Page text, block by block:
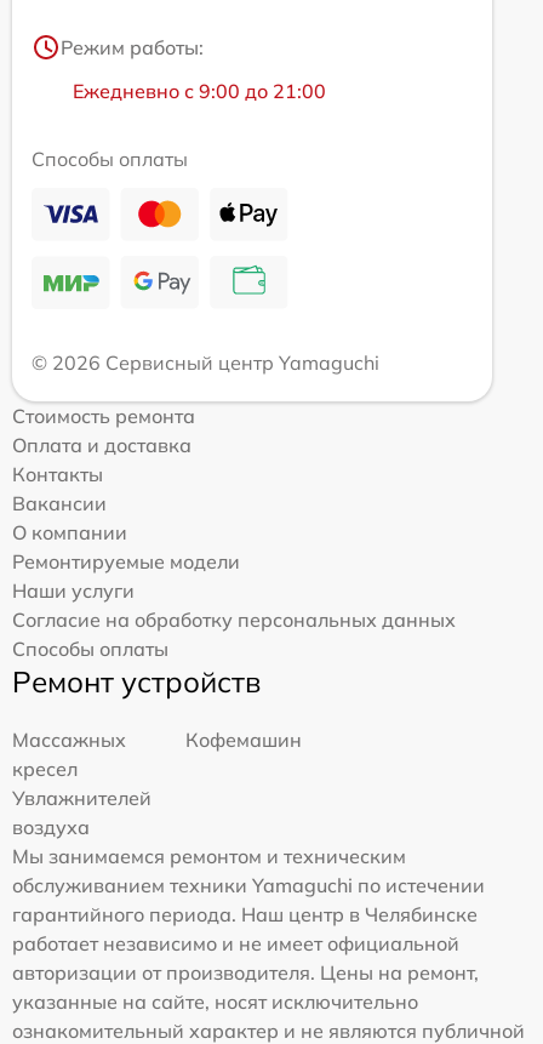
Режим работы:
Ежедневно с 9:00 до 21:00
Способы оплаты
© 2026 Сервисный центр Yamaguchi
Стоимость ремонта
Оплата и доставка
Контакты
Вакансии
О компании
Ремонтируемые модели
Наши услуги
Согласие на обработку персональных данных
Способы оплаты
Ремонт устройств
Массажных
кресел
Кофемашин
Увлажнителей
воздуха
Мы занимаемся ремонтом и техническим
обслуживанием техники Yamaguchi по истечении
гарантийного периода. Наш центр в Челябинске
работает независимо и не имеет официальной
авторизации от производителя. Цены на ремонт,
указанные на сайте, носят исключительно
ознакомительный характер и не являются публичной